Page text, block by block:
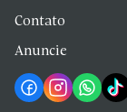
Contato
Anuncie